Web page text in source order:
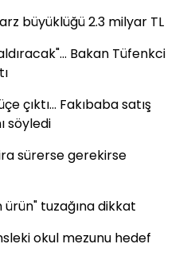
büyüklüğü 2.3 milyar TL
Bakan Tüfenkci
çıktı... Fakıbaba satış
söyledi
sürerse gerekirse
ürün" tuzağına dikkat
okul mezunu hedef